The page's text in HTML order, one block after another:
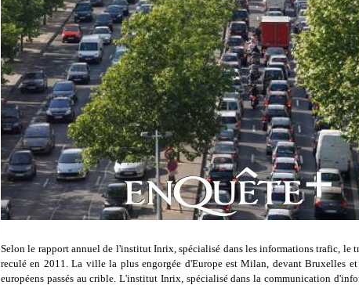
Selon le rapport annuel de l'institut Inrix, spécialisé dans les informations trafic, le
reculé en 2011. La ville la plus engorgée d'Europe est Milan, devant Bruxelles et
européens passés au crible. L'institut Inrix, spécialisé dans la communication